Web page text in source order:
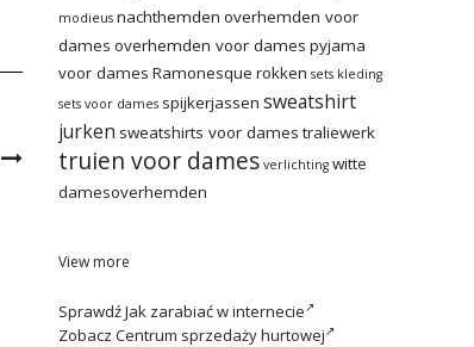
modieus nachthemden overhemden voor
dames overhemden voor dames pyjama
voor dames Ramonesque rokken sets kleding
sets voor dames spijkerjassen sweatshirt
jurken sweatshirts voor damestraliewerk
truien voor dames verlichting witte
damesoverhemden
View more
SprawdźJak zarabiać w internecie
Zobacz Centrum sprzedaży hurtowej